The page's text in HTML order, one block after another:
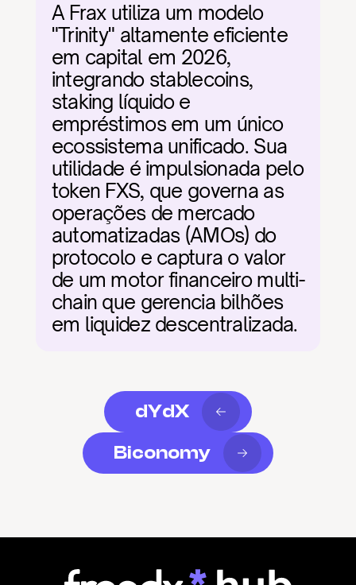
A Frax utiliza um modelo
"Trinity" altamente eficiente
em capital em 2026,
integrando stablecoins,
staking líquido e
empréstimos em um único
ecossistema unificado. Sua
utilidade é impulsionada pelo
token FXS, que governa as
operações de mercado
automatizadas (AMOs) do
protocolo e captura o valor
de um motor financeiro multi-
chain que gerencia bilhões
em liquidez descentralizada.
dYdX
Biconomy